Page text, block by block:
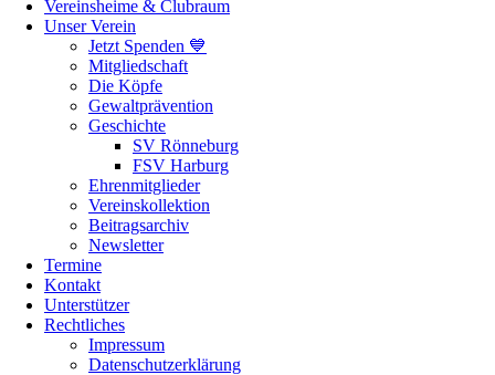
Vereinsheime & Clubraum
Unser Verein
Jetzt Spenden 💙
Mitgliedschaft
Die Köpfe
Gewaltprävention
Geschichte
SV Rönneburg
FSV Harburg
Ehrenmitglieder
Vereinskollektion
Beitragsarchiv
Newsletter
Termine
Kontakt
Unterstützer
Rechtliches
Impressum
Datenschutzerklärung